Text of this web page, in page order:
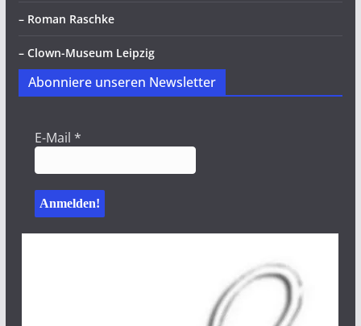
– Roman Raschke
– Clown-Museum Leipzig
Abonniere unseren Newsletter
E-Mail *